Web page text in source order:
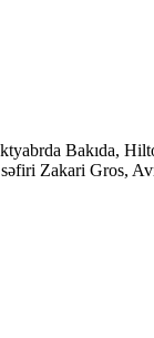
Bakıda,
Zakari Gros,